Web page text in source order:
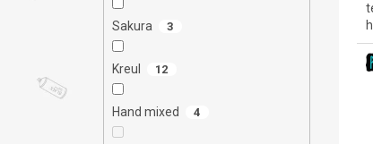
Sakura 3
Kreul 12
Hand mixed 4